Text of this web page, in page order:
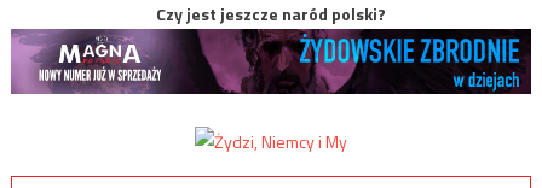
Czy jest jeszcze naród polski?